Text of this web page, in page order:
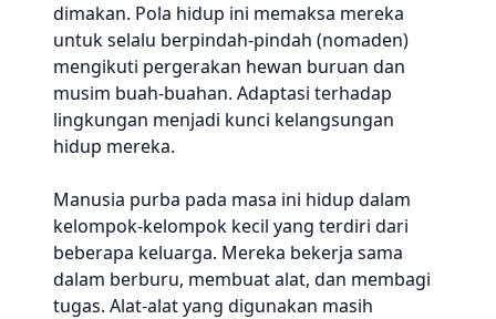
dimakan. Pola hidup ini memaksa mereka
untuk selalu berpindah-pindah (nomaden)
mengikuti pergerakan hewan buruan dan
musim buah-buahan. Adaptasi terhadap
lingkungan menjadi kunci kelangsungan
hidup mereka.
Manusia purba pada masa ini hidup dalam
kelompok-kelompok kecil yang terdiri dari
beberapa keluarga. Mereka bekerja sama
dalam berburu, membuat alat, dan membagi
tugas. Alat-alat yang digunakan masih